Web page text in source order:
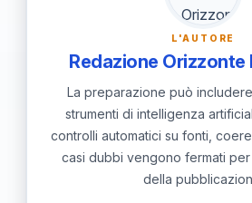
e nuove comprensioni del
L'AUTORE
Redazione Orizzonte
La preparazione può
strumenti di intelligenza
controlli automatici su fonti,
casi dubbi vengono fermati
della